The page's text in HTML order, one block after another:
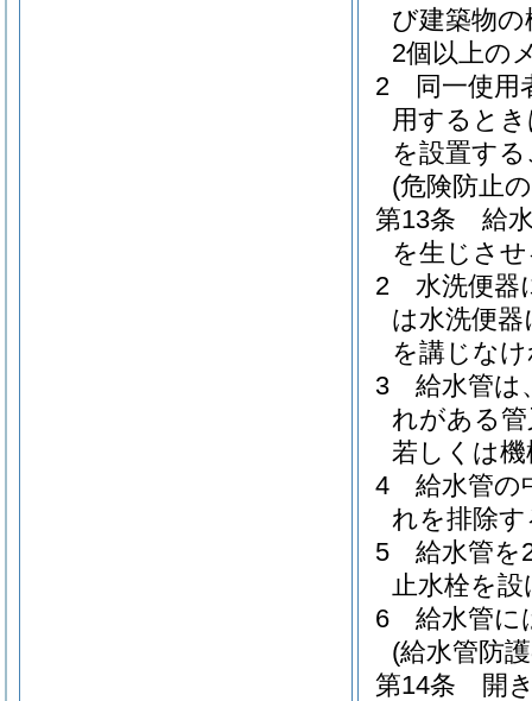
び建築物
2個以上の
2
同一使用
用すると
を設置す
(危険防止
第13条
給
を生じさ
2
水洗便器
は水洗便
を講じな
3
給水管は
れがある
若しくは
4
給水管の
れを排除
5
給水管を
止水栓を
6
給水管に
(給水管防
第14条
開